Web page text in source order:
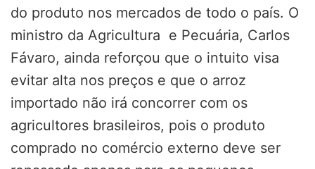
do produto nos mercados de todo o país. O
ministro da Agricultura e Pecuária, Carlos
Fávaro, ainda reforçou que o intuito visa
evitar alta nos preços e que o arroz
importado não irá concorrer com os
agricultores brasileiros, pois o produto
comprado no comércio externo deve ser